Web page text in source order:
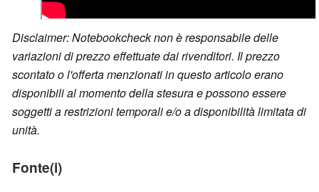
Disclaimer: Notebookcheck non è responsabile delle
variazioni di prezzo effettuate dai rivenditori. Il prezzo
scontato o l'offerta menzionati in questo articolo erano
disponibili al momento della stesura e possono essere
soggetti a restrizioni temporali e/o a disponibilità limitata di
unità.
Fonte(i)